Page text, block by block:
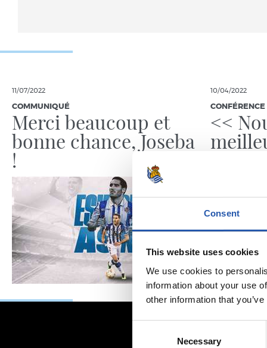
Consent
This website uses cookies
We use cookies to
information about your use
other information that
Necessary
11/07/2022
COMMUNIQUÉ
Merci beaucoup et
bonne chance, Joseba
!
10/04/2022
CONFÉRENCE
<<